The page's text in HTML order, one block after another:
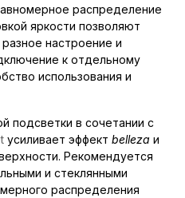
распределение
яркости позволяют
настроение и
к отдельному
использования и
подсветки в сочетании с
усиливает эффект belleza и
Рекомендуется
и стеклянными
распределения